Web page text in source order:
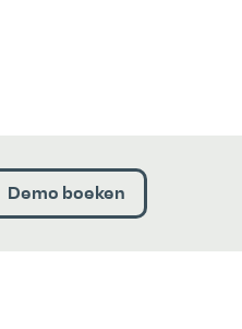
Demo boeken